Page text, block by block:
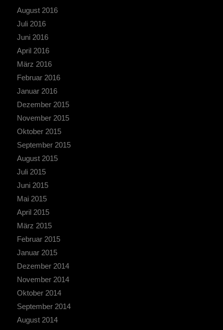
August 2016
Juli 2016
Juni 2016
April 2016
März 2016
Februar 2016
Januar 2016
Dezember 2015
November 2015
Oktober 2015
September 2015
August 2015
Juli 2015
Juni 2015
Mai 2015
April 2015
März 2015
Februar 2015
Januar 2015
Dezember 2014
November 2014
Oktober 2014
September 2014
August 2014